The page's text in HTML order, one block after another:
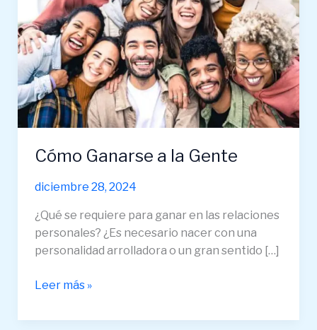
Cómo Ganarse a la Gente
diciembre 28, 2024
¿Qué se requiere para ganar en las relaciones
personales? ¿Es necesario nacer con una
personalidad arrolladora o un gran sentido […]
Gente
Leer más »